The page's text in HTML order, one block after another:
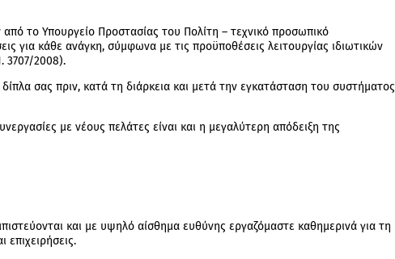
το Υπουργείο Προστασίας του Πολίτη – τεχνικό προσωπικό
για κάθε ανάγκη, σύμφωνα με τις προϋποθέσεις λειτουργίας ιδιωτικών
3707/2008).
σας πριν, κατά τη διάρκεια και μετά την εγκατάσταση του συστήματος
με νέους πελάτες είναι και η μεγαλύτερη απόδειξη της
και με υψηλό αίσθημα ευθύνης εργαζόμαστε καθημερινά για τη
επιχειρήσεις.